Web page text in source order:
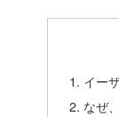
イー
なぜ